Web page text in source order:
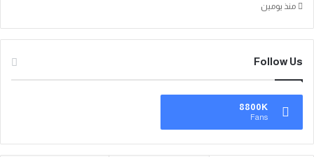
منذ يومين
Follow Us
8800K
Fans